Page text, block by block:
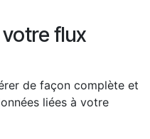
flux
de façon complète et
liées à votre